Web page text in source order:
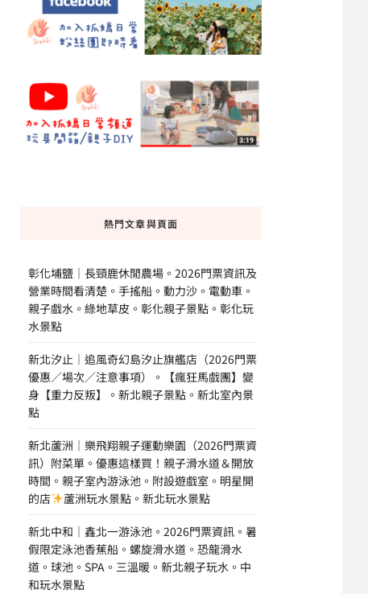
熱門文章與頁面
彰化埔鹽｜長頸鹿休閒農場。2026門票資訊及
營業時間看清楚。手搖船。動力沙。電動車。
親子戲水。綠地草皮。彰化親子景點。彰化玩
水景點
新北汐止｜追風奇幻島汐止旗艦店（2026門票
優惠／場次／注意事項）。【瘋狂馬戲團】變
身【重力反叛】。新北親子景點。新北室內景
點
新北蘆洲｜樂飛翔親子運動樂園（2026門票資
訊）附菜單。優惠這樣買！親子滑水道＆開放
時間。親子室內游泳池。附設遊戲室。明星開
的店
蘆洲玩水景點。新北玩水景點
新北中和｜鑫北一游泳池。2026門票資訊。暑
假限定泳池香蕉船。螺旋滑水道。恐龍滑水
道。球池。SPA。三溫暖。新北親子玩水。中
和玩水景點